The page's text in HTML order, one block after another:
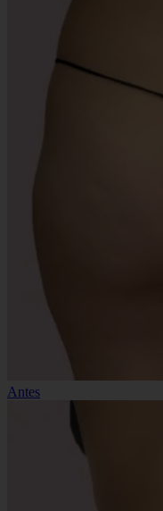
Antes